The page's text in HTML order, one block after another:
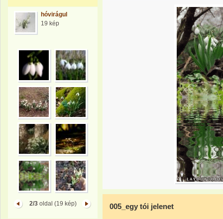
hóvirágul
19 kép
2/3oldal (19 kép) 005_egy tói jelenet